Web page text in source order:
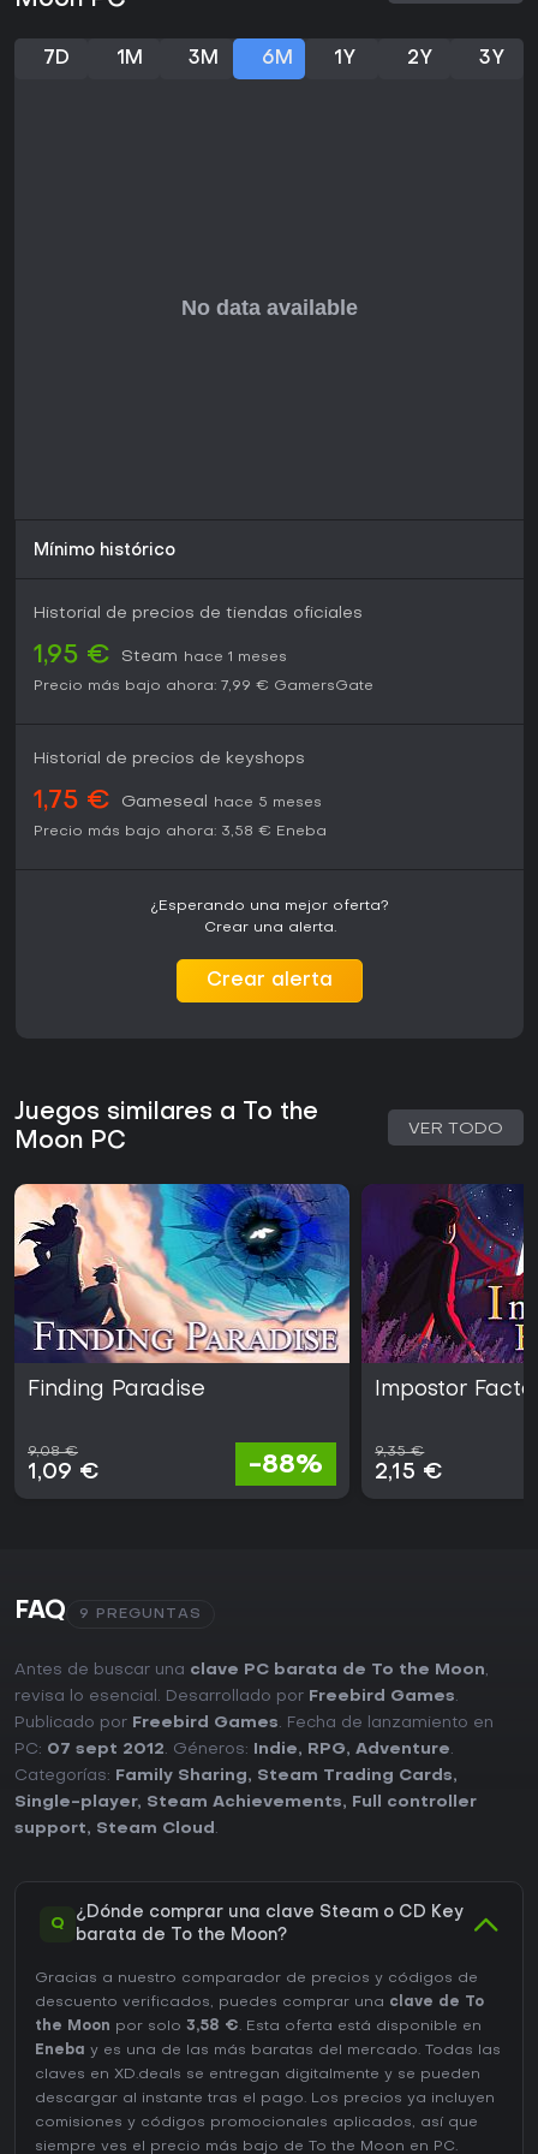
que elogian su profundidad emocional y su entrega
Los puertos recientes a consolas como Xbox en 2025 lo
7D 1M 3M 6M 1Y 2Y 3Y
Mínimo histórico
Historial de precios de tiendas oficiales
1,95 € Steam
hace 1 meses
Precio más bajo ahora: 7,99 € GamersGate
Historial de precios de keyshops
1,75 € Gameseal
hace 5 meses
Precio más bajo ahora: 3,58 € Eneba
¿Esperando una mejor oferta?
Crear una alerta.
Crear alerta
Juegos similares a To the
Moon PC
VER TODO
Finding Paradise
9,08 €
1,09 € -88%
Impostor
9,35 €
2,15 €
FAQ 9 PREGUNTAS
Antes de buscar una clave PC barata de To the Moon,
revisa lo esencial. Desarrollado por Freebird Games.
Publicado por Freebird Games. Fecha de lanzamiento en
PC: 07 sept 2012. Géneros: Indie, RPG, Adventure.
Categorías:
Family Sharing, Steam Trading Cards,
Single-player, Steam Achievements,
Full controller
support, Steam Cloud .
Q
¿Dónde comprar una clave Steam o CD Key
barata de To the Moon?
Gracias a nuestro comparador de precios y códigos de
descuento verificados, puedes comprar una clave de To
the Moon por solo 3,58 €. Esta oferta está disponible en
Eneba y es una de las más baratas del mercado. Todas las
claves en XD.deals se entregan digitalmente y se pueden
descargar al instante tras el pago. Los precios ya incluyen
comisiones y códigos promocionales aplicados, así que
siempre ves el precio más bajo de To the Moon en PC.